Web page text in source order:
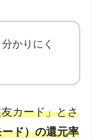
かりにく
カード」とさ
ド）の還元率